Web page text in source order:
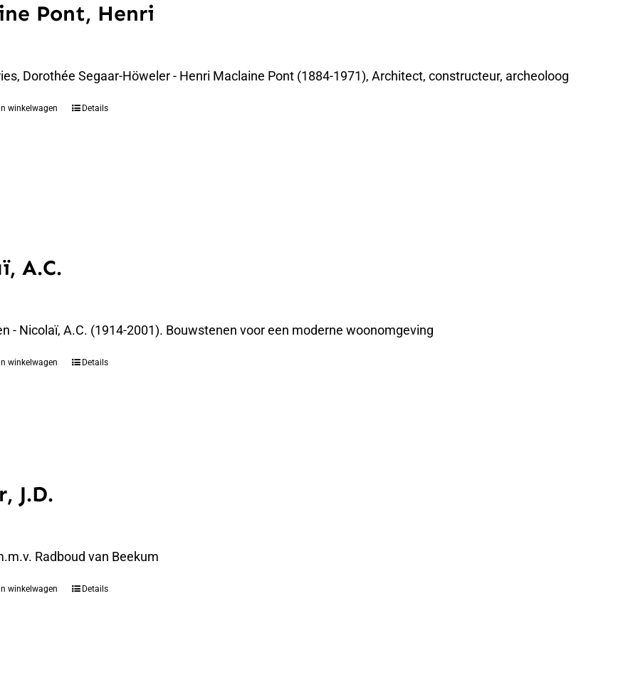
Pont, Henri
Dorothée Segaar-Höweler - Henri Maclaine Pont (1884-1971), Architect, constructeur, archeoloog
winkelwagen Details
A.C.
- Nicolaï, A.C. (1914-2001). Bouwstenen voor een moderne woonomgeving
winkelwagen Details
J.D.
Radboud van Beekum
winkelwagen Details